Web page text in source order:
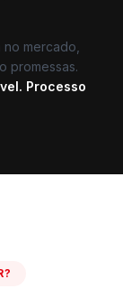
mercado,
promessas.
Processo